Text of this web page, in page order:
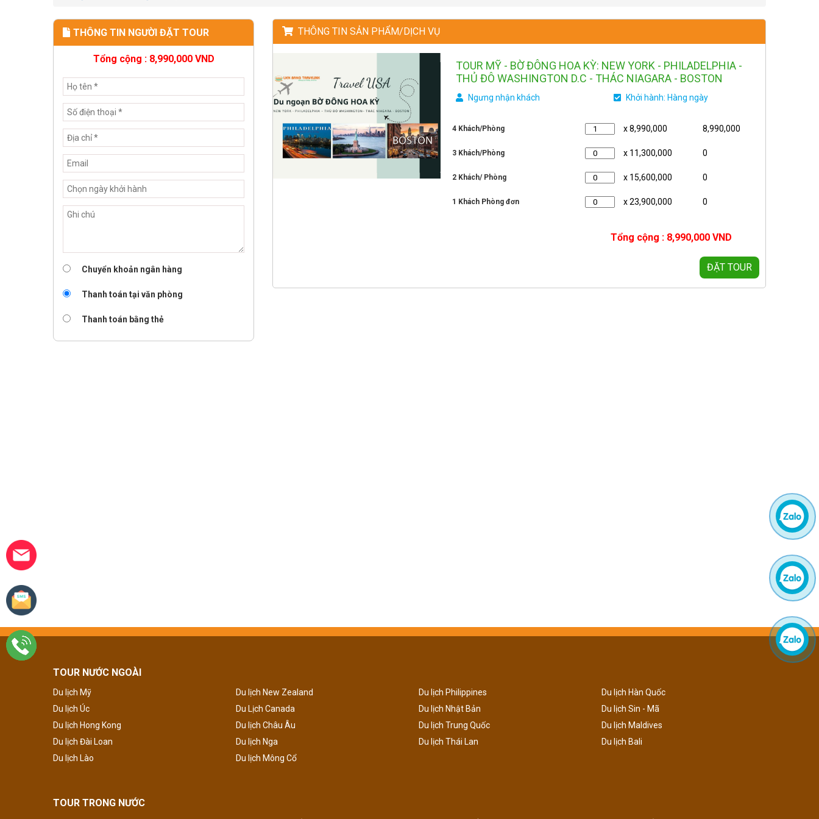
THÔNG TIN NGƯỜI ĐẶT TOUR
Tổng cộng : 8,990,000VND
Chuyển khoản ngân hàng
Thanh toán tại văn phòng
Thanh toán bằng thẻ
THÔNG TIN SẢN PHẨM/DỊCH VỤ
TOUR MỸ - BỜ ĐÔNG HOA KỲ: NEW YORK - PHILADELPHIA -
THỦ ĐÔ WASHINGTON D.C - THÁC NIAGARA - BOSTON
Ngưng nhận khách Khởi hành: Hàng ngày
4 Khách/Phòng x 8,990,000 8,990,000
3 Khách/Phòng x 11,300,000 0
2 Khách/ Phòng x 15,600,000 0
1 Khách Phòng đơn x 23,900,000 0
Tổng cộng : 8,990,000VND
ĐẶT TOUR
TOUR NƯỚC NGOÀI
Du lịch Mỹ Du lịch New Zealand Du lịch Philippines
Du lịch Hàn Quốc
Du lịch Úc
Du Lịch Canada Du lịch Nhật Bản
Du lịch Sin - Mã
Du lịch Hong Kong
Du lịch Châu Âu Du lịch Trung Quốc
Du lịch Maldives
Du lịch Đài Loan
Du lịch Nga Du lịch Thái Lan
Du lịch Bali
Du lịch Lào
Du lịch Mông Cổ
TOUR TRONG NƯỚC